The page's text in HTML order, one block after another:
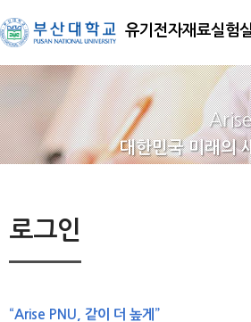
유기전자재료실험실
대한민국 미래의
로그인
“Arise PNU, 같이 더 높게”